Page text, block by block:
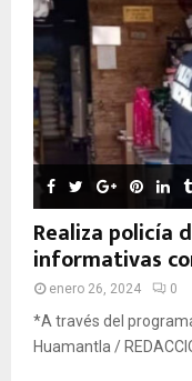
Realiza policía
informativas
enero 26, 2024 0
*A través del
Huamantla /